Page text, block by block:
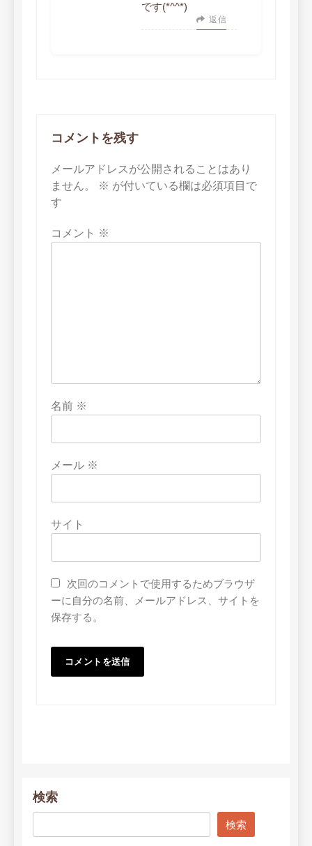
です(*^^*)
返信
コメントを残す
メールアドレスが公開されることはあり
ません。
※ が付いている欄は必須項目で
す
コメント ※
名前 ※
メール ※
サイト
次回のコメントで使用するためブラウザ
ーに自分の名前、メールアドレス、サイトを
保存する。
検索
検索